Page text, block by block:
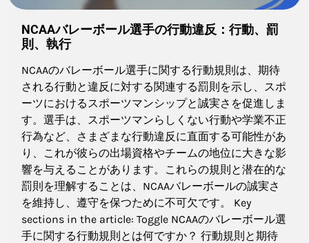
NCAAバレーボール選手の行動違反：行動、罰
則、執行
NCAAのバレーボール選手に関する行動規則は、期待
される行動と違反に対する関連する罰則を示し、スポ
ーツにおけるスポーツマンシップと誠実さを促進しま
す。選手は、スポーツマンらしくない行動や学業不正
行為など、さまざまな行動違反に直面する可能性があ
り、これが彼らの出場資格やチームの地位に大きな影
響を与えることがあります。これらの規則と潜在的な
罰則を理解することは、NCAAバレーボールの誠実さ
を維持し、遵守を保つために不可欠です。 Key
sections in the article: Toggle NCAAのバレーボール選
手に関する行動規則とは何ですか？ 行動規則と期待